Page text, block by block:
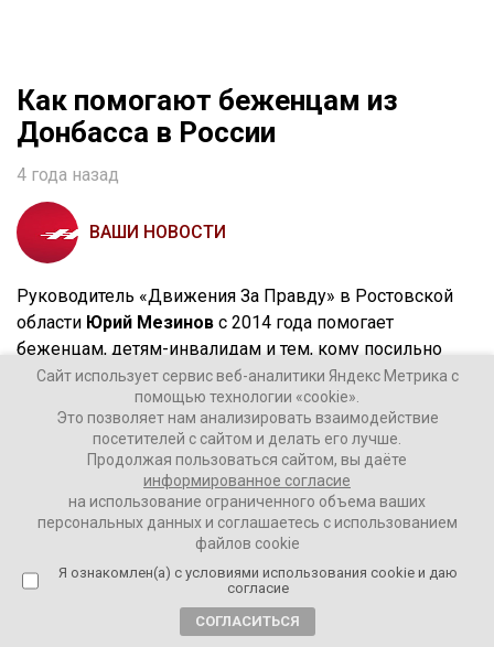
Как помогают беженцам из
Донбасса в России
4 года назад
ВАШИ НОВОСТИ
Руководитель «Движения За Правду» в Ростовской
области Юрий Мезинов с 2014 года помогает
беженцам, детям-инвалидам и тем, кому посильно
оказать помощь.
Сейчас Юрий вместе с организацией «Оплот» везет
вещи для пунктов временного размещения (ПВР)
беженцев. Из-за того, что очень много людей
эвакуируют из Донбасса в Россию, их стали
размещать в помещениях изначально не
приспособленных для этого.
Сайт использует сервис веб-аналитики Яндекс Метрика с
помощью технологии «cookie».
Это позволяет нам анализировать взаимодействие
посетителей с сайтом и делать его лучше.
Продолжая пользоваться сайтом, вы даёте
информированное согласие
на использование ограниченного объема ваших
персональных данных и соглашаетесь с использованием
файлов cookie
Я ознакомлен(а) с условиями использования cookie и даю
согласие
СОГЛАСИТЬСЯ